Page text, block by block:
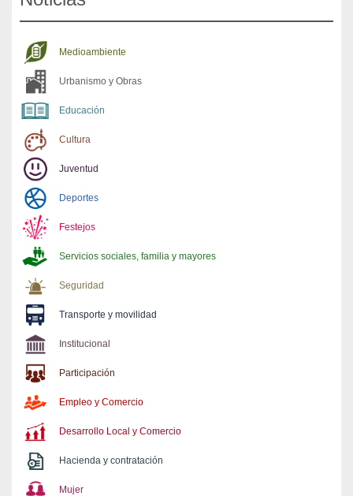
Medioambiente
Urbanismo y Obras
Educación
Cultura
Juventud
Deportes
Festejos
Servicios sociales, familia y mayores
Seguridad
Transporte y movilidad
Institucional
Participación
Empleo y Comercio
Desarrollo Local y Comercio
Hacienda y contratación
Mujer